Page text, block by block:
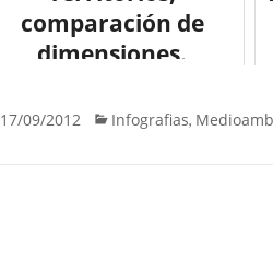
comparación de
dimensiones.
#naturaleza
17/09/2012 Infografias,